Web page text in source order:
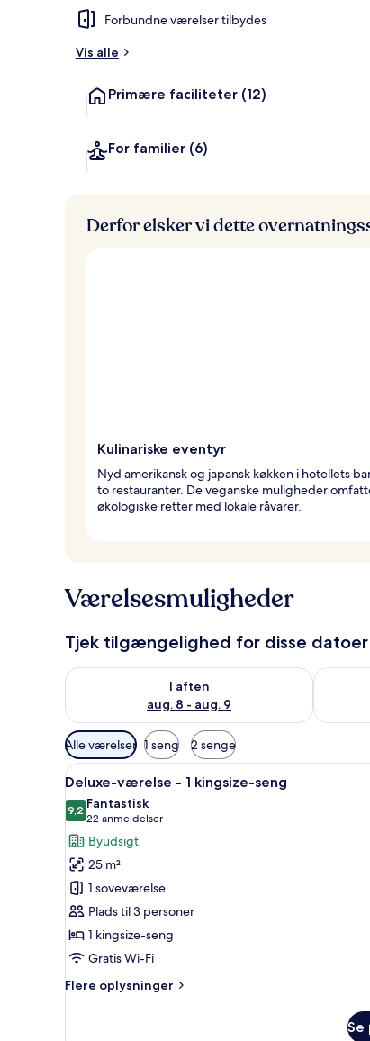
Forbundne værelser tilbydes
Vis alle
Primære faciliteter (12)
For familier (6)
Derfor elsker vi dette
Kulinariske eventyr
Nyd amerikansk og japansk køkken i hotellets
to restauranter. De veganske muligheder
økologiske retter med lokale råvarer.
Værelsesmuligheder
Tjek tilgængelighed for disse datoer
I aften
aug. 8 - aug. 9
Tjek tilgængelighed for i aften aug. 8 - aug. 9
Tjek
Tilgængelige
filtre
for
værelser
Alle værelser 1 seng 2 senge
Indlæs
alle
billeder
af
Deluxe-
værelse
-
1
kingsize-
seng
Et moderne
5
Deluxe-værelse - 1 kingsize-seng
9,29,2 ud af 10
Fantastisk
22 anmeldelser
(22
anmeldelser)
Byudsigt
25 m²
1 soveværelse
Plads til 3 personer
1 kingsize-seng
Gratis Wi-Fi
Flere oplysninger
Flere
Se